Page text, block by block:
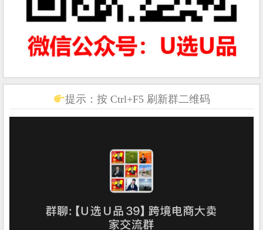
提示：按 Ctrl+F5 刷新群二维码